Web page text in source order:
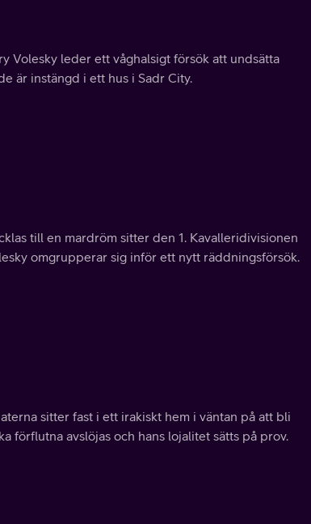
Volesky leder ett våghalsigt försök att undsätta
är instängd i ett hus i Sadr City.
till en mardröm sitter den 1. Kavalleridivisionen
omgrupperar sig inför ett nytt räddningsförsök.
sitter fast i ett irakiskt hem i väntan på att bli
förflutna avslöjas och hans lojalitet sätts på prov.